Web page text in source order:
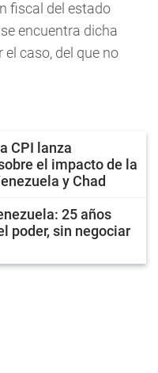
fiscal del estado
encuentra dicha
caso, del que no
CPI lanza
el impacto de la
y Chad
25 años
poder, sin negociar